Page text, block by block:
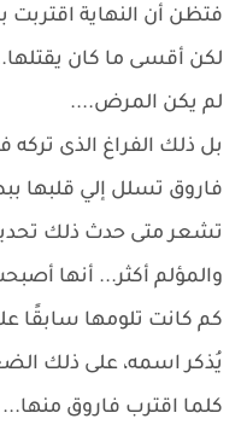
فتظن أن النهاية اقتربت
لكن أقسى ما كان
لم يكن المرض....
بل ذلك الفراغ الذى تركه
فاروق تسلل إلي قلبها
تشعر متى حدث ذلك
والمؤلم أكثر... أنها
كم كانت تلومها سابقًا
يُذكر اسمه، على ذلك
كلما اقترب فاروق منها...